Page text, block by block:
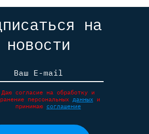
на
новости
Ваш E-mail
Даю согласие на обработку и
персональных данныхи
принимаю соглашение